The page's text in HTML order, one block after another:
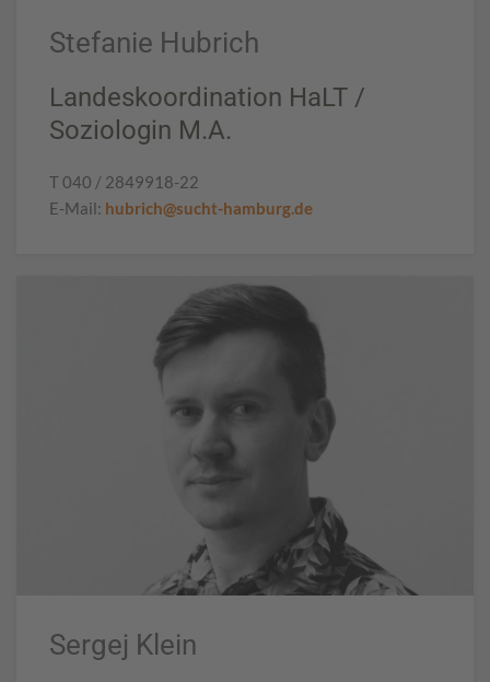
Stefanie Hubrich
Landeskoordination HaLT /
Soziologin M.A.
T 040 / 2849918-22
E-Mail: hubrich@sucht-hamburg.de
Sergej Klein